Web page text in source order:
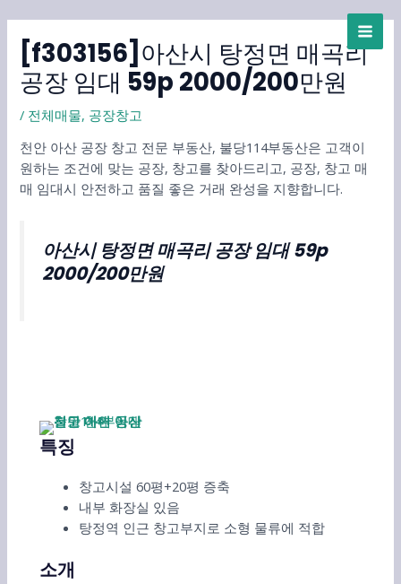
[f303156]아산시 탕정면 매곡리
공장 임대 59p 2000/200만원
/ 전체매물, 공장창고
천안 아산 공장 창고 전문 부동산, 불당114부동산은 고객이
원하는 조건에 맞는 공장, 창고를 찾아드리고, 공장, 창고 매
매 임대시 안전하고 품질 좋은 거래 완성을 지향합니다.
아산시 탕정면 매곡리 공장 임대 59p
2000/200만원
특징
창고시설 60평+20평 증축
내부 화장실 있음
탕정역 인근 창고부지로 소형 물류에 적합
소개